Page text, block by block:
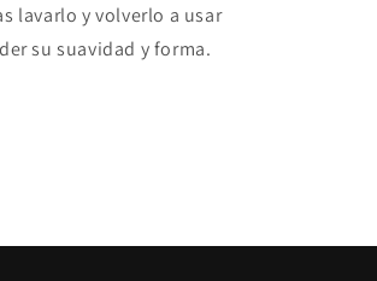
lavarlo y volverlo a usar
su suavidad y forma.